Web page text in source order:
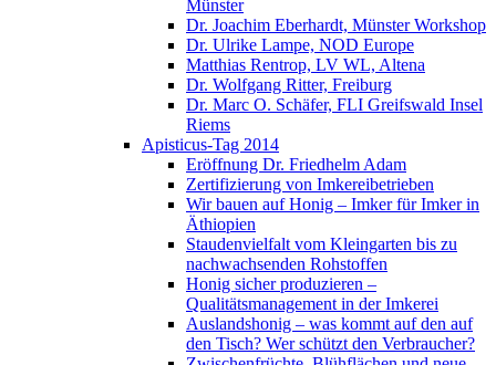
Münster
Dr. Joachim Eberhardt, Münster Workshop
Dr. Ulrike Lampe, NOD Europe
Matthias Rentrop, LV WL, Altena
Dr. Wolfgang Ritter, Freiburg
Dr. Marc O. Schäfer, FLI Greifswald Insel
Riems
Apisticus-Tag 2014
Eröffnung Dr. Friedhelm Adam
Zertifizierung von Imkereibetrieben
Wir bauen auf Honig – Imker für Imker in
Äthiopien
Staudenvielfalt vom Kleingarten bis zu
nachwachsenden Rohstoffen
Honig sicher produzieren –
Qualitätsmanagement in der Imkerei
Auslandshonig – was kommt auf den auf
den Tisch? Wer schützt den Verbraucher?